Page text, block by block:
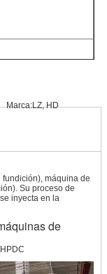
Marca:LZ, HD
máquina de
Su proceso de
inyecta en la
de